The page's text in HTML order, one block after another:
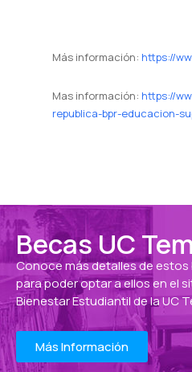
Más información: https://
Mas información: https://
republica-bpr-educacion-
Becas UC
Conoce más detalles de
para poder optar a ellos en el
Bienestar Estudiantil de la UC
Más Información